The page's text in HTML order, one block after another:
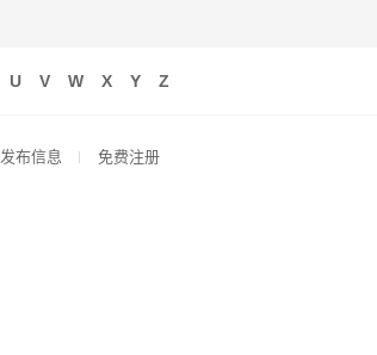
U V W X Y Z
发布信息 免费注册